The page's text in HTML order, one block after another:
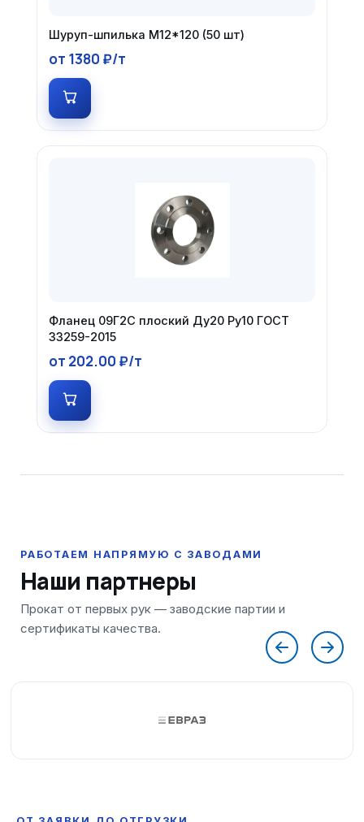
Шуруп-шпилька М12*120 (50 шт)
от 1380 ₽/т
Фланец 09Г2С плоский Ду20 Ру10 ГОСТ
33259-2015
от 202.00 ₽/т
Наши партнеры